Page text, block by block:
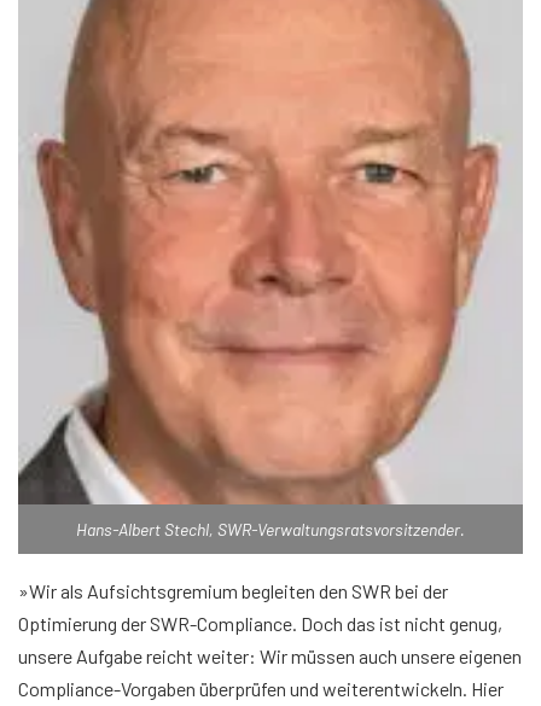
Hans-Albert Stechl, SWR-Verwaltungsratsvorsitzender.
»Wir als Aufsichtsgremium begleiten den SWR bei der
Optimierung der SWR-Compliance. Doch das ist nicht genug,
unsere Aufgabe reicht weiter: Wir müssen auch unsere eigenen
Compliance-Vorgaben überprüfen und weiterentwickeln. Hier